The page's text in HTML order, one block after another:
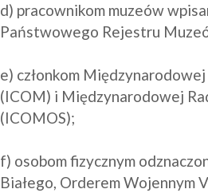
d) pracownikom muzeów
Państwowego Rejestru
e) członkom
(ICOM) i Międzynarodowej
(ICOMOS);
f) osobom fizycznym
Białego, Orderem